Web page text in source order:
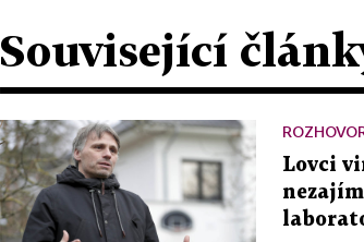
Související
Lovci